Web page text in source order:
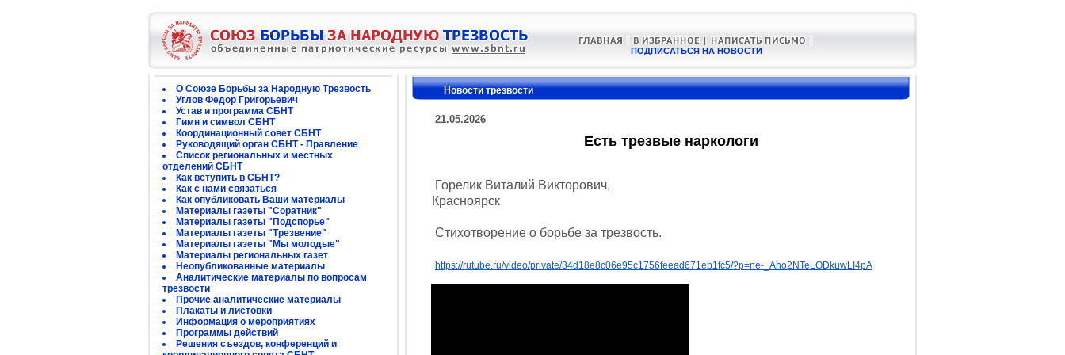
ПОДПИСАТЬСЯ НА НОВОСТИ
О Союзе Борьбы за Народную Трезвость
Углов Федор Григорьевич
Устав и программа СБНТ
Гимн и символ СБНТ
Координационный совет СБНТ
Руководящий орган СБНТ - Правление
Список региональных и местных
отделений СБНТ
Как вступить в СБНТ?
Как с нами связаться
Как опубликовать Ваши материалы
Материалы газеты "Соратник"
Материалы газеты "Подспорье"
Материалы газеты "Трезвение"
Материалы газеты "Мы молодые"
Материалы региональных газет
Неопубликованные материалы
Аналитические материалы по вопросам
трезвости
Прочие аналитические материалы
Плакаты и листовки
Информация о мероприятиях
Программы действий
Решения съездов, конференций и
Новости трезвости
21.05.2026
Есть трезвые наркологи
Горелик Виталий Викторович,
Красноярск
Стихотворение о борьбе за трезвость.
https://rutube.ru/video/private/34d18e8c06e95c1756feead671eb1fc5/?p=ne-_Aho2NTeLODkuwLI4pA